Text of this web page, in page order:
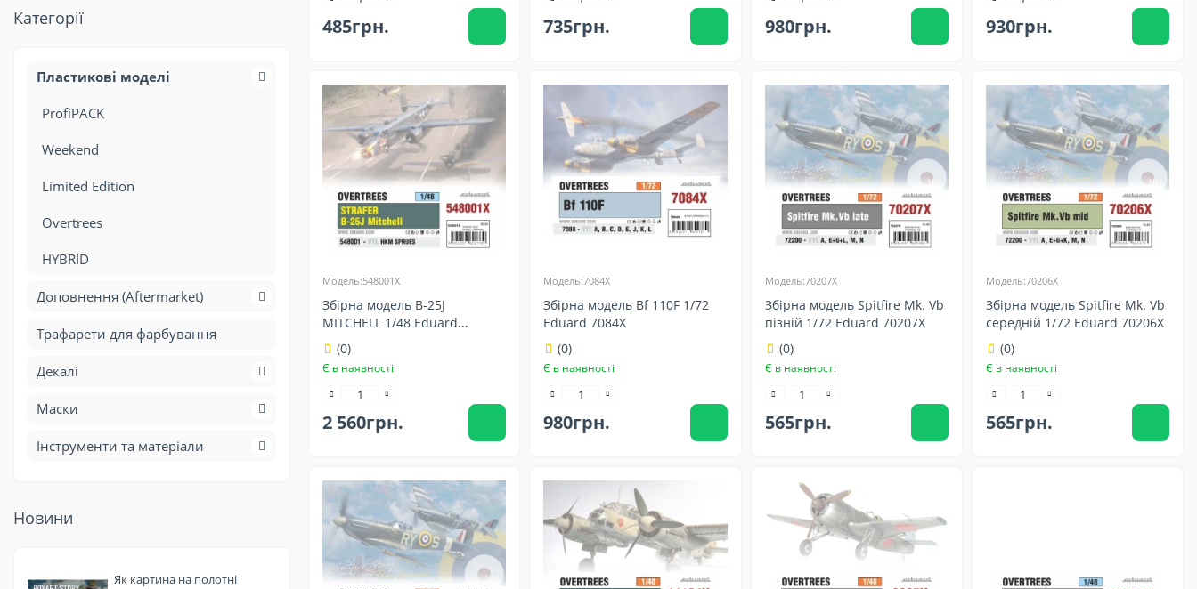
Категорії
Пластикові моделі
ProfiPACK
Weekend
Limited Edition
Overtrees
HYBRID
Доповнення (Aftermarket)
Трафарети для фарбування
Декалі
Маски
Інструменти та матеріали
Новини
Як картина на полотні
485грн. 735грн. 980грн. 930грн.
Модель:548001X
Збірна модель B-25J
MITCHELL 1/48 Eduard
548001X
(0)
Є в наявності
2 560грн.
Модель:7084X
Збірна модель Bf 110F 1/72
Eduard 7084X
(0)
Є в наявності
980грн.
Модель:70207X
Збірна модель Spitfire Mk. Vb
пізній 1/72 Eduard 70207X
(0)
Є в наявності
565грн.
Модель:70206X
Збірна модель Spitfire Mk. Vb
середній 1/72 Eduard 70206X
(0)
Є в наявності
565грн.